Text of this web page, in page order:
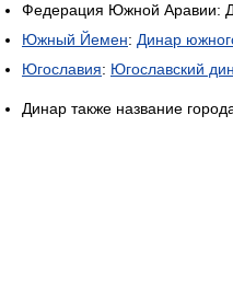
Федерация Южной Аравии:
Южный Йемен: Динар
Югославия: Югославский
Динар также название